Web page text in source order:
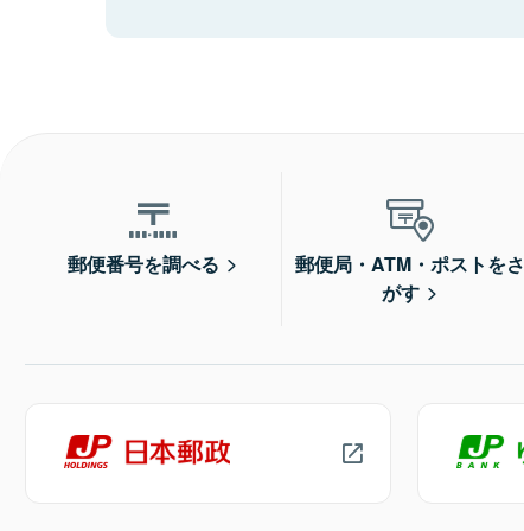
郵便番号を調べる
郵便局・ATM・ポストをさ
がす